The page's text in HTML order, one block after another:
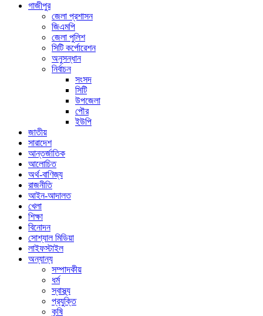
গাজীপুর
জেলা প্রশাসন
জিএমপি
জেলা পুলিশ
সিটি কর্পোরেশন
অনুসন্ধান
নির্বাচন
সংসদ
সিটি
উপজেলা
পৌর
ইউপি
জাতীয়
সারাদেশ
আন্তর্জাতিক
আলোচিত
অর্থ-বাণিজ্য
রাজনীতি
আইন-আদালত
খেলা
শিক্ষা
বিনোদন
সোশ্যাল মিডিয়া
লাইফস্টাইল
অন্যান্য
সম্পাদকীয়
ধর্ম
স্বাস্থ্য
প্রযুক্তি
কৃষি